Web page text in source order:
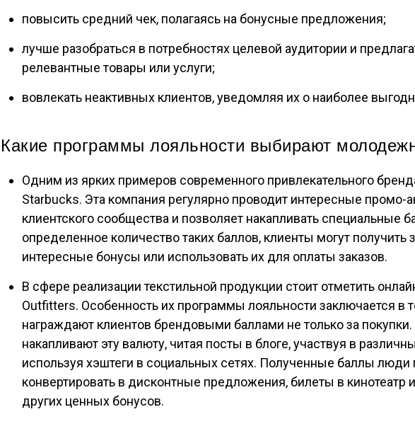
повысить средний чек, полагаясь на бонусные предложения;
лучше разобраться в потребностях целевой аудитории и
релевантные товары или услуги;
вовлекать неактивных клиентов, уведомляя их о наиболее
Какие программы лояльности выбирают
Одним из ярких примеров современного привлекательного
Starbucks. Эта компания регулярно проводит интересные промо-
клиентского сообщества и позволяет накапливать специальные
определенное количество таких баллов, клиенты могут получить
интересные бонусы или использовать их для оплаты заказов.
В сфере реализации текстильной продукции стоит отметить
Outfitters. Особенность их программы лояльности заключается в
награждают клиентов брендовыми баллами не только за покупки.
накапливают эту валюту, читая посты в блоге, участвуя в
используя хэштеги в социальных сетях. Полученные баллы люди
конвертировать в дисконтные предложения, билеты в кинотеатр
других ценных бонусов.